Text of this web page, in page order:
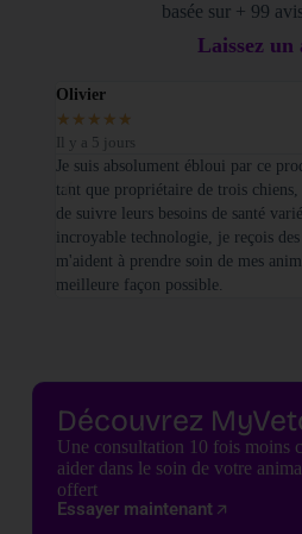
basée sur + 99
Laissez un
Olivier
★ ★ ★ ★ ★
Il y a 5 jours
Je suis absolument ébloui par ce
tant que propriétaire de trois
de suivre leurs besoins de santé
incroyable technologie, je reçois
m'aident à prendre soin de mes
meilleure façon possible.
Découvrez
Une consultation 10 fois moins
aider dans le soin de votre
offert
Essayer maintenant